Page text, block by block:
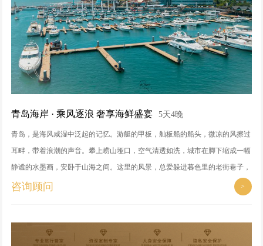
青岛海岸 · 乘风逐浪 奢享海鲜盛宴 5天4晚
青岛，是海风咸湿中泛起的记忆。游艇的甲板，舢板船的船头，微凉的风擦过
耳畔，带着浪潮的声音。攀上崂山垭口，空气清透如洗，城市在脚下缩成一幅
静谧的水墨画，安卧于山海之间。这里的风景，总爱躲进暮色里的老街巷子，
消失在晨雾笼罩的海面，或凝固在风雨将至的天际线，那种从容又鲜活的美，
咨询顾问 >